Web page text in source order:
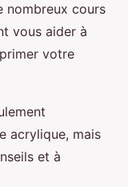
nombreux cours
vous aider à
votre
acrylique, mais
et à